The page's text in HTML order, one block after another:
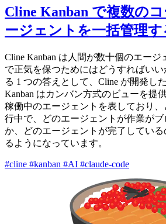
Cline Kanban で複数の
ージェントを一括管理す
Cline Kanban は人間が数十個のエージ
で正気を保つためにはどうすればい
る 1 つの答えとして、Cline が開発し
Kanban はカンバン方式のビューを提
稼働中のエージェントを表しており
行中で、どのエージェントが作業が
か、どのエージェントが完了してい
るようになっています。
#cline #kanban #AI #claude-code